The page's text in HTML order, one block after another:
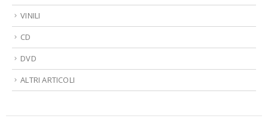
VINILI
CD
DVD
ALTRI ARTICOLI